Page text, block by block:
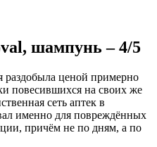
шампунь – 4/5
раздобыла ценой примерно
повесившихся на своих же
сеть аптек в
именно для повреждённых
причём не по дням, а по